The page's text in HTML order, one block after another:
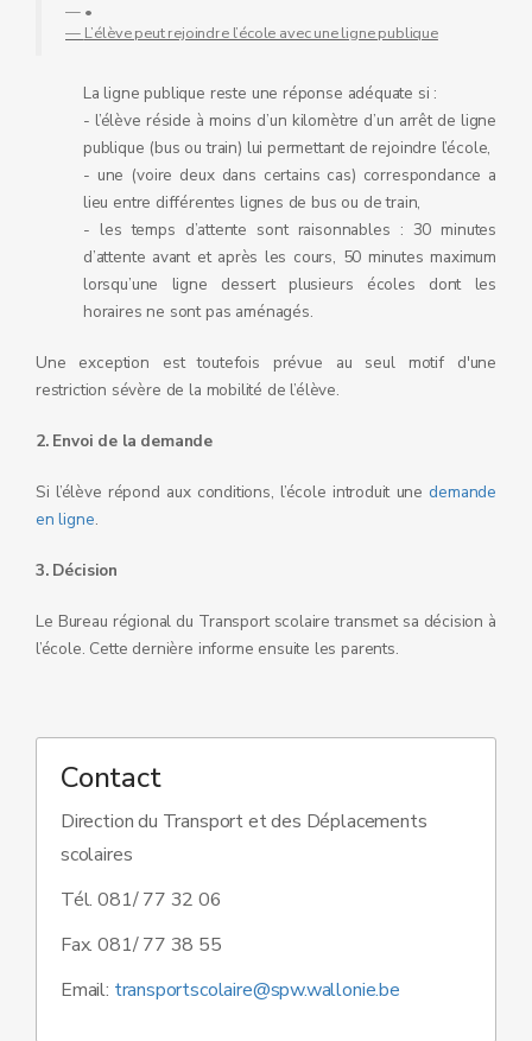
•
L’élève peut rejoindre l’école avec une ligne publique
La ligne publique reste une réponse adéquate si :
- l’élève réside à moins d’un kilomètre d’un arrêt de ligne
publique (bus ou train) lui permettant de rejoindre l’école,
- une (voire deux dans certains cas) correspondance a
lieu entre différentes lignes de bus ou de train,
- les temps d’attente sont raisonnables : 30 minutes
d’attente avant et après les cours, 50 minutes maximum
lorsqu’une ligne dessert plusieurs écoles dont les
horaires ne sont pas aménagés.
Une exception est toutefois prévue au seul motif d'une
restriction sévère de la mobilité de l’élève.
2. Envoi de la demande
Si l’élève répond aux conditions, l’école introduit unedemande
en ligne.
3. Décision
Le Bureau régional du Transport scolaire transmet sa décision à
l’école. Cette dernière informe ensuite les parents.
Contact
Direction du Transport et des Déplacements
scolaires
Tél. 081/ 77 32 06
Fax. 081/ 77 38 55
Email: transportscolaire@spw.wallonie.be